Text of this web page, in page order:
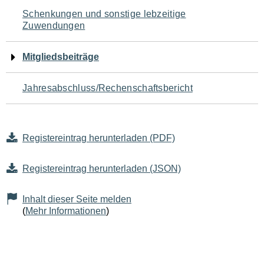
Schenkungen und sonstige lebzeitige
Zuwendungen
Mitgliedsbeiträge
Jahresabschluss/Rechenschaftsbericht
Registereintrag herunterladen (PDF)
Registereintrag herunterladen (JSON)
Inhalt dieser Seite melden
(Mehr Informationen)